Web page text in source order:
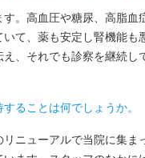
。高血圧や糖尿、高脂血
て、薬も安定し腎機能も
、それでも診察を継続し
ことは何でしょうか。
ニューアルで当院に集ま